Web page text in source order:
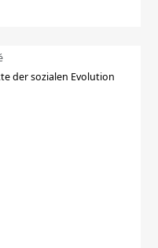
der sozialen Evolution